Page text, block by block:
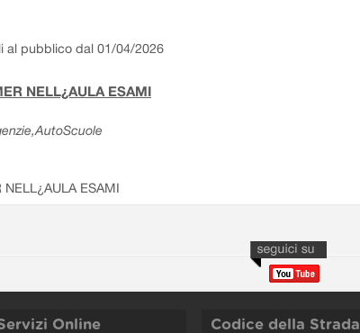
al pubblico dal 01/04/2026
NELL¿AULA ESAMI
NELL¿AULA ESAMI
Online Codice della Strada